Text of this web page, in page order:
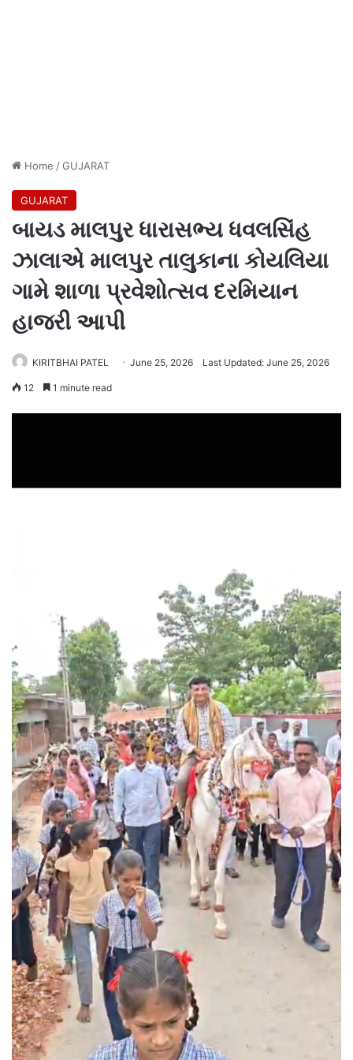
Home /GUJARAT
GUJARAT
બાયડ માલપુર ધારાસભ્ય ધવલસિંહ
ઝાલાએ માલપુર તાલુકાના કોયલિયા
ગામે શાળા પ્રવેશોત્સવ દરમિયાન
હાજરી આપી
KIRITBHAI PATEL June 25, 2026 Last Updated: June 25, 2026
12 1 minute read